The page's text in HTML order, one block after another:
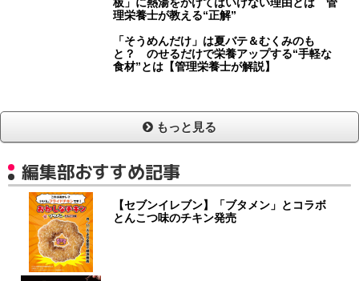
板」に熱湯をかけてはいけない理由とは 管
理栄養士が教える“正解”
「そうめんだけ」は夏バテ＆むくみのも
と？ のせるだけで栄養アップする“手軽な
食材”とは【管理栄養士が解説】
もっと見る
編集部おすすめ記事
【セブンイレブン】「ブタメン」とコラボ
とんこつ味のチキン発売